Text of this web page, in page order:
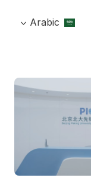
Arabic